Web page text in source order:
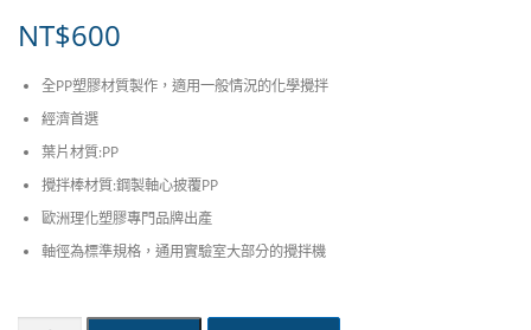
NT$600
全PP塑膠材質製作，適用一般情況的化學攪拌
經濟首選
葉片材質:PP
攪拌棒材質:鋼製軸心披覆PP
歐洲理化塑膠專門品牌出產
軸徑為標準規格，通用實驗室大部分的攪拌機